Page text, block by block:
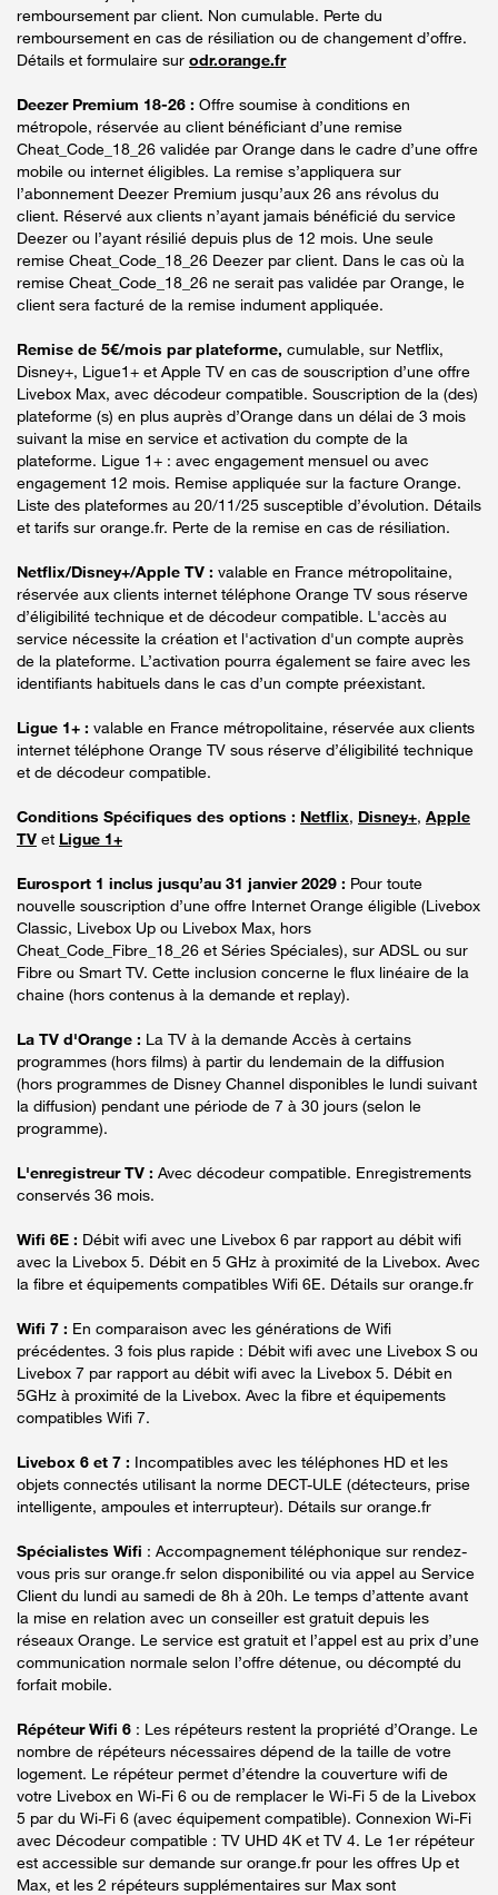
remboursement par client. Non cumulable. Perte du
remboursement en cas de résiliation ou de changement d’offre.
Détails et formulaire sur odr.orange.fr
Deezer Premium 18-26 : Offre soumise à conditions en
métropole, réservée au client bénéficiant d’une remise
Cheat_Code_18_26 validée par Orange dans le cadre d’une offre
mobile ou internet éligibles. La remise s’appliquera sur
l’abonnement Deezer Premium jusqu’aux 26 ans révolus du
client. Réservé aux clients n’ayant jamais bénéficié du service
Deezer ou l’ayant résilié depuis plus de 12 mois. Une seule
remise Cheat_Code_18_26 Deezer par client. Dans le cas où la
remise Cheat_Code_18_26 ne serait pas validée par Orange, le
client sera facturé de la remise indument appliquée.
Remise de 5€/mois par plateforme, cumulable, sur Netflix,
Disney+, Ligue1+ et Apple TV en cas de souscription d’une offre
Livebox Max, avec décodeur compatible. Souscription de la (des)
plateforme (s) en plus auprès d’Orange dans un délai de 3 mois
suivant la mise en service et activation du compte de la
plateforme. Ligue 1+ : avec engagement mensuel ou avec
engagement 12 mois. Remise appliquée sur la facture Orange.
Liste des plateformes au 20/11/25 susceptible d’évolution. Détails
et tarifs sur orange.fr. Perte de la remise en cas de résiliation.
Netflix/Disney+/Apple TV : valable en France métropolitaine,
réservée aux clients internet téléphone Orange TV sous réserve
d’éligibilité technique et de décodeur compatible. L'accès au
service nécessite la création et l'activation d'un compte auprès
de la plateforme. L’activation pourra également se faire avec les
identifiants habituels dans le cas d’un compte préexistant.
Ligue 1+ : valable en France métropolitaine, réservée aux clients
internet téléphone Orange TV sous réserve d’éligibilité technique
et de décodeur compatible.
Conditions Spécifiques des options : Netflix, Disney+, Apple
TV et Ligue 1+
Eurosport 1 inclus jusqu’au 31 janvier 2029 : Pour toute
nouvelle souscription d’une offre Internet Orange éligible (Livebox
Classic, Livebox Up ou Livebox Max, hors
Cheat_Code_Fibre_18_26 et Séries Spéciales), sur ADSL ou sur
Fibre ou Smart TV. Cette inclusion concerne le flux linéaire de la
chaine (hors contenus à la demande et replay).
La TV d'Orange : La TV à la demande Accès à certains
programmes (hors films) à partir du lendemain de la diffusion
(hors programmes de Disney Channel disponibles le lundi suivant
la diffusion) pendant une période de 7 à 30 jours (selon le
programme).
L'enregistreur TV : Avec décodeur compatible. Enregistrements
conservés 36 mois.
Wifi 6E : Débit wifi avec une Livebox 6 par rapport au débit wifi
avec la Livebox 5. Débit en 5 GHz à proximité de la Livebox. Avec
la fibre et équipements compatibles Wifi 6E. Détails sur orange.fr
Wifi 7 : En comparaison avec les générations de Wifi
précédentes. 3 fois plus rapide : Débit wifi avec une Livebox S ou
Livebox 7 par rapport au débit wifi avec la Livebox 5. Débit en
5GHz à proximité de la Livebox. Avec la fibre et équipements
compatibles Wifi 7.
Livebox 6 et 7 : Incompatibles avec les téléphones HD et les
objets connectés utilisant la norme DECT-ULE (détecteurs, prise
intelligente, ampoules et interrupteur). Détails sur orange.fr
Spécialistes Wifi : Accompagnement téléphonique sur rendez-
vous pris sur orange.fr selon disponibilité ou via appel au Service
Client du lundi au samedi de 8h à 20h. Le temps d’attente avant
la mise en relation avec un conseiller est gratuit depuis les
réseaux Orange. Le service est gratuit et l’appel est au prix d’une
communication normale selon l’offre détenue, ou décompté du
forfait mobile.
Répéteur Wifi 6 : Les répéteurs restent la propriété d’Orange. Le
nombre de répéteurs nécessaires dépend de la taille de votre
logement. Le répéteur permet d’étendre la couverture wifi de
votre Livebox en Wi-Fi 6 ou de remplacer le Wi-Fi 5 de la Livebox
5 par du Wi-Fi 6 (avec équipement compatible). Connexion Wi-Fi
avec Décodeur compatible : TV UHD 4K et TV 4. Le 1er répéteur
est accessible sur demande sur orange.fr pour les offres Up et
Max, et les 2 répéteurs supplémentaires sur Max sont